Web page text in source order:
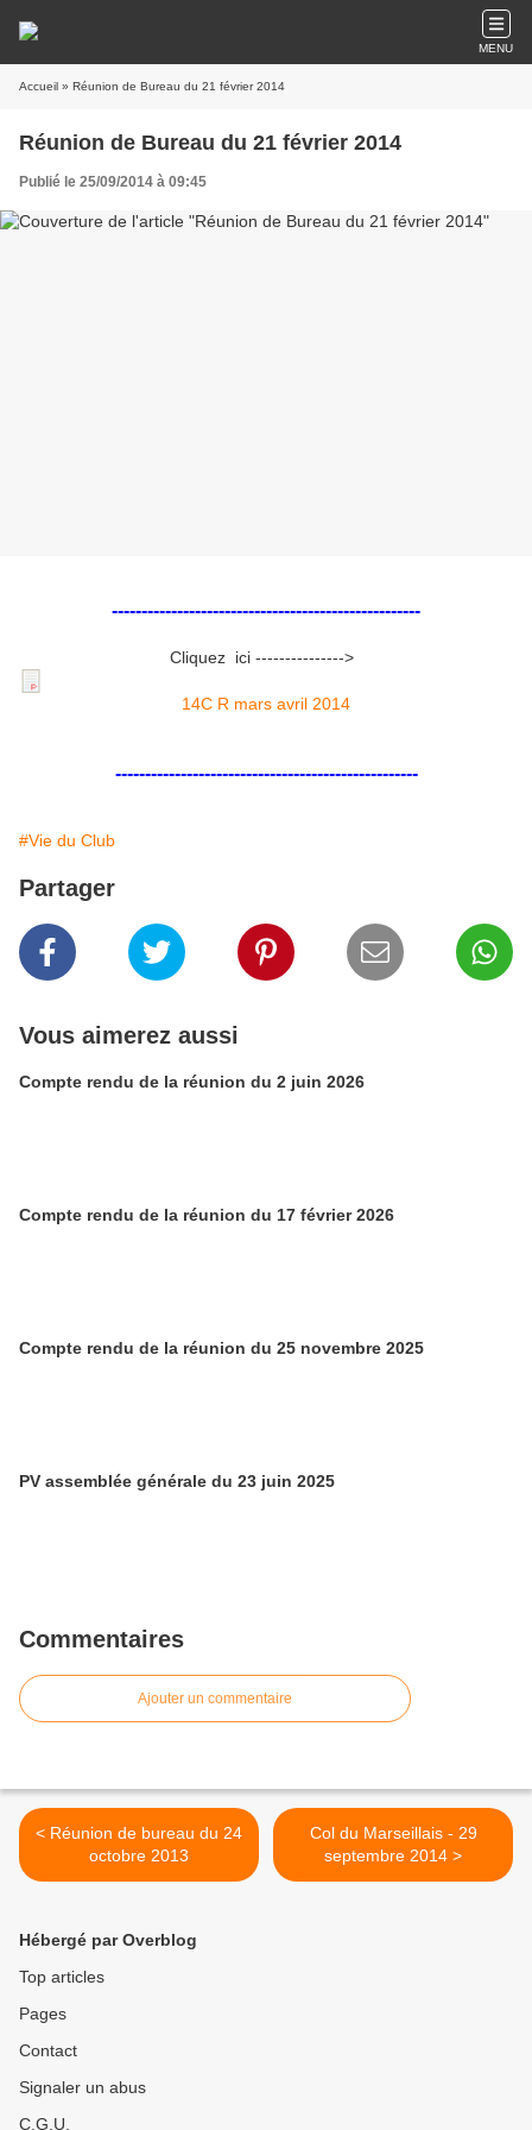
MENU
Accueil » Réunion de Bureau du 21 février 2014
Réunion de Bureau du 21 février 2014
Publié le 25/09/2014 à 09:45
----------------------------------------------------
Cliquez ici --------------->
14C R mars avril 2014
---------------------------------------------------
#Vie du Club
Partager
Vous aimerez aussi
Compte rendu de la réunion du 2 juin 2026
Compte rendu de la réunion du 17 février 2026
Compte rendu de la réunion du 25 novembre 2025
PV assemblée générale du 23 juin 2025
Commentaires
Ajouter un commentaire
< Réunion de bureau du 24
octobre 2013
Col du Marseillais - 29
septembre 2014 >
Hébergé par Overblog
Top articles
Pages
Contact
Signaler un abus
C.G.U.